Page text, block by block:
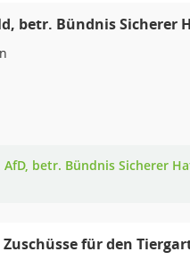
betr. Bündnis Sicherer
AfD, betr. Bündnis Sicherer
für den